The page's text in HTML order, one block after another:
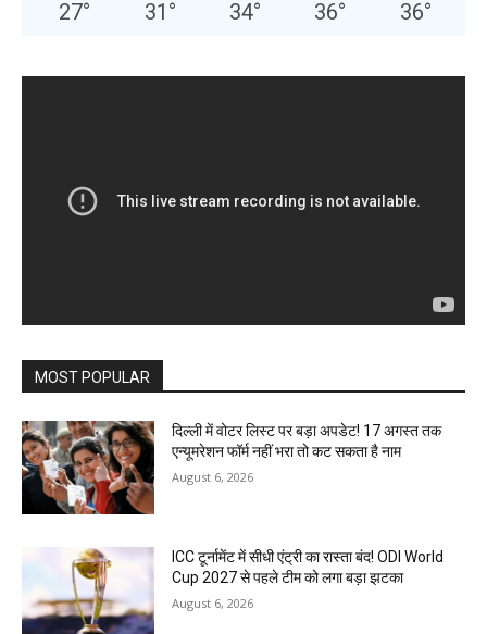
27° 31 ° 34° 36° 36°
MOST POPULAR
दिल्ली में वोटर लिस्ट पर बड़ा अपडेट! 17 अगस्त तक
एन्यूमरेशन फॉर्म नहीं भरा तो कट सकता है नाम
August 6, 2026
ICC टूर्नामेंट में सीधी एंट्री का रास्ता बंद! ODI World
Cup 2027 से पहले टीम को लगा बड़ा झटका
August 6, 2026